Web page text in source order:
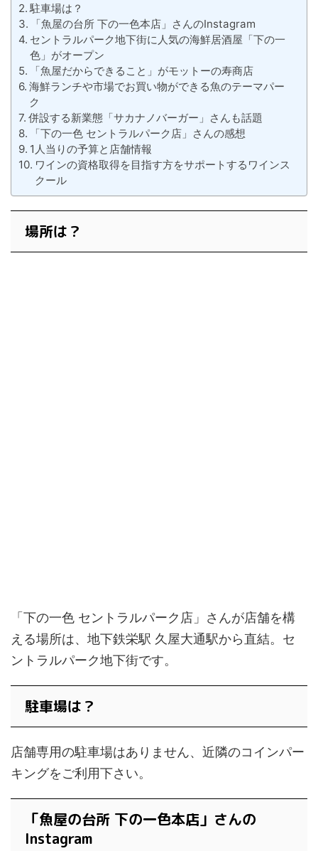
駐車場は？
「魚屋の台所 下の一色本店」さんのInstagram
セントラルパーク地下街に人気の海鮮居酒屋「下の一
色」がオープン
「魚屋だからできること」がモットーの寿商店
海鮮ランチや市場でお買い物ができる魚のテーマパー
ク
併設する新業態「サカナノバーガー」さんも話題
「下の一色 セントラルパーク店」さんの感想
1人当りの予算と店舗情報
ワインの資格取得を目指す方をサポートするワインス
クール
場所は？
「下の一色 セントラルパーク店」さんが店舗を構
える場所は、地下鉄栄駅 久屋大通駅から直結。セ
ントラルパーク地下街です。
駐車場は？
店舗専用の駐車場はありません、近隣のコインパー
キングをご利用下さい。
「魚屋の台所 下の一色本店」さんの
Instagram